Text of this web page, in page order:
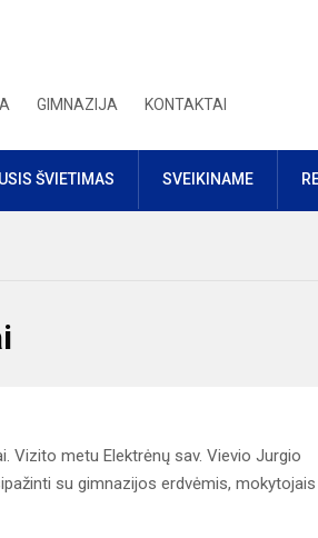
GIMNAZIJA KONTAKTAI
ŠVIETIMAS SVEIKINAME
Vizito metu Elektrėnų sav. Vievio Jurgio
su gimnazijos erdvėmis, mokytojais